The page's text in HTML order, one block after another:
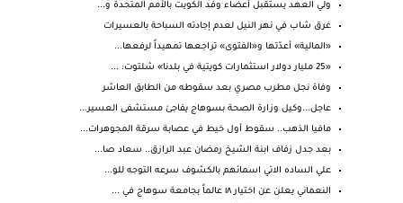
ولي العهد يستقبل أعضاء وفد الكويت بالأمم المتحدة و...
غرق شاب في نهر النيل لعدم إجادته السباحة بالعسيرات
«المالية» أعدّتها و«الفتوى» تراجعها تمهيداً لرفعها...
«25 مليار دولار استثمارات كويتية في بلدنا» شلتوت: ...
وفاة نجل مطرب مصري بعد سقوطه من الطابق العاشر
عاجل...وكيل وزارة الصحة بسوهاج يفاجئ مستشفى العسير...
مافيا الذهب.. سقوط أول خيط في عصابة سرقة المجوهرات...
بعد جدل زفاف ابنة الشيخ رمضان عبد الرازق.. سعاد صا...
علي الساده الاتي اسمائهم بالكشوف سرعه التوجه للو...
النعماني يعلن عن اختيار ١٨ عالماً بجامعة سوهاج في ...